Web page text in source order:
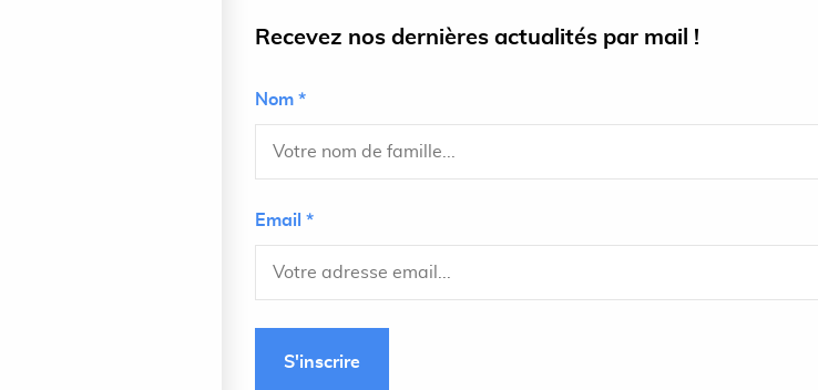
Recevez nos dernières actualités par mail !
Nom *
Email *
S'inscrire